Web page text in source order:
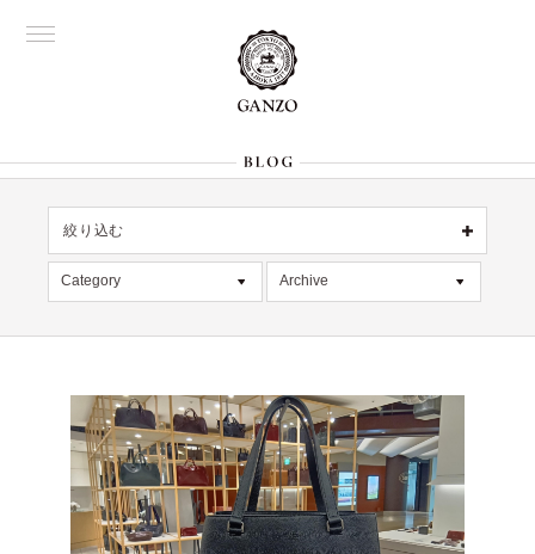
絞り込む
OFFICIAL 銀座
Director's
絞り込む
Category
デッドストック
在庫情報
限定商品
入荷情報
Archive
2026年6月 [2]
2026年5月 [1]
2026年4月 [7]
2026年3月 [5]